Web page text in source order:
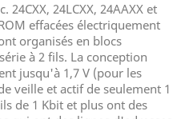
24LCXX, 24AAXX et
effacées électriquement
organisés en blocs
à 2 fils. La conception
jusqu'à 1,7 V (pour les
veille et actif de seulement 1
de 1 Kbit et plus ont des